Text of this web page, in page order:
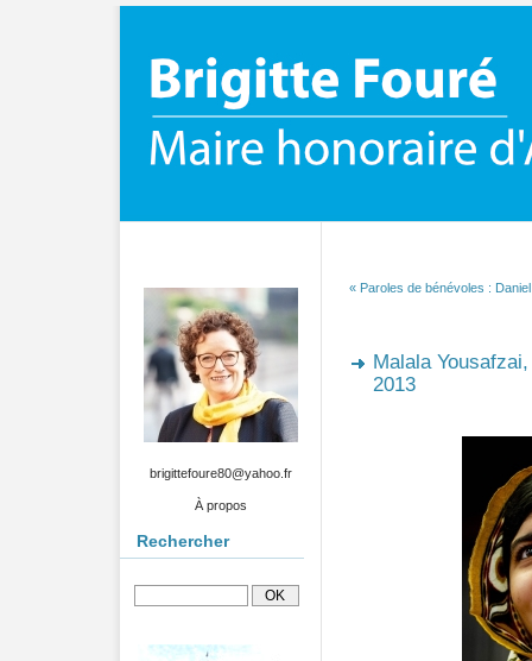
brigittefoure80@yahoo.fr
À propos
Rechercher
« Paroles de bénévoles :
Malala
2013